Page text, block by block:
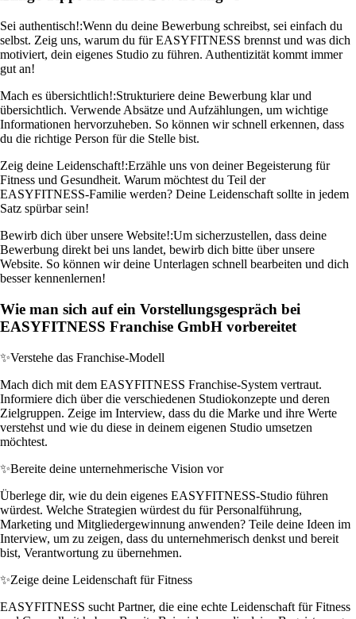
Sei authentisch!:Wenn du deine Bewerbung schreibst, sei einfach du
selbst. Zeig uns, warum du für EASYFITNESS brennst und was dich
motiviert, dein eigenes Studio zu führen. Authentizität kommt immer
gut an!
Mach es übersichtlich!:Strukturiere deine Bewerbung klar und
übersichtlich. Verwende Absätze und Aufzählungen, um wichtige
Informationen hervorzuheben. So können wir schnell erkennen, dass
du die richtige Person für die Stelle bist.
Zeig deine Leidenschaft!:Erzähle uns von deiner Begeisterung für
Fitness und Gesundheit. Warum möchtest du Teil der
EASYFITNESS-Familie werden? Deine Leidenschaft sollte in jedem
Satz spürbar sein!
Bewirb dich über unsere Website!:Um sicherzustellen, dass deine
Bewerbung direkt bei uns landet, bewirb dich bitte über unsere
Website. So können wir deine Unterlagen schnell bearbeiten und dich
besser kennenlernen!
Wie man sich auf ein Vorstellungsgespräch bei
EASYFITNESS Franchise GmbH vorbereitet
✨Verstehe das Franchise-Modell
Mach dich mit dem EASYFITNESS Franchise-System vertraut.
Informiere dich über die verschiedenen Studiokonzepte und deren
Zielgruppen. Zeige im Interview, dass du die Marke und ihre Werte
verstehst und wie du diese in deinem eigenen Studio umsetzen
möchtest.
✨Bereite deine unternehmerische Vision vor
Überlege dir, wie du dein eigenes EASYFITNESS-Studio führen
würdest. Welche Strategien würdest du für Personalführung,
Marketing und Mitgliedergewinnung anwenden? Teile deine Ideen im
Interview, um zu zeigen, dass du unternehmerisch denkst und bereit
bist, Verantwortung zu übernehmen.
✨Zeige deine Leidenschaft für Fitness
EASYFITNESS sucht Partner, die eine echte Leidenschaft für Fitness